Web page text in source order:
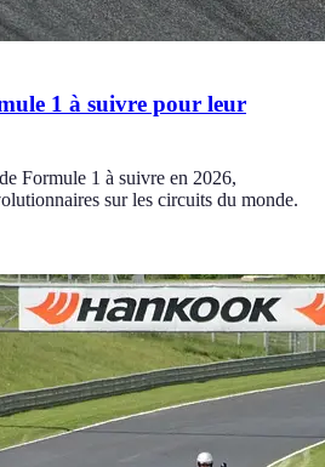
1 à suivre pour leur
Formule 1 à suivre en 2026,
sur les circuits du monde.